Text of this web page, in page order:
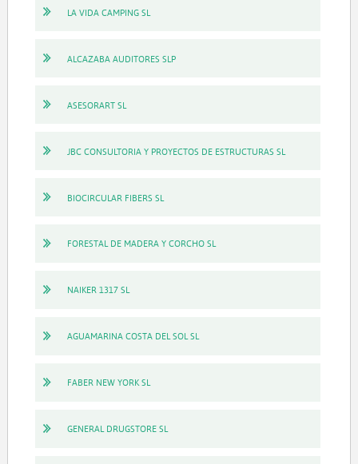
LA VIDA CAMPING SL
ALCAZABA AUDITORES SLP
ASESORART SL
JBC CONSULTORIA Y PROYECTOS DE ESTRUCTURAS SL
BIOCIRCULAR FIBERS SL
FORESTAL DE MADERA Y CORCHO SL
NAIKER 1317 SL
AGUAMARINA COSTA DEL SOL SL
FABER NEW YORK SL
GENERAL DRUGSTORE SL